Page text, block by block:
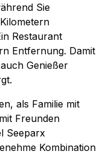
Sie
Restaurant
Entfernung. Damit
Genießer
als Familie mit
Freunden
Seeparx
Kombination